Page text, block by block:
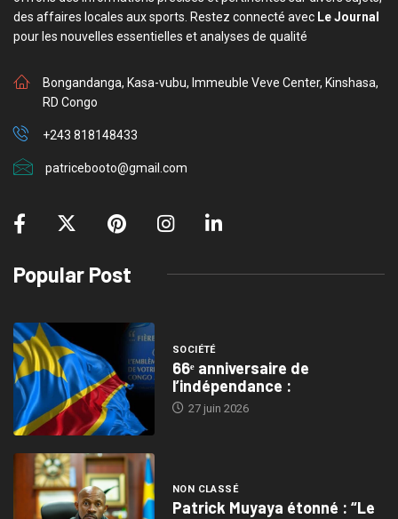
des affaires locales aux sports. Restez connecté avec Le Journal
pour les nouvelles essentielles et analyses de qualité
Bongandanga, Kasa-vubu, Immeuble Veve Center, Kinshasa,
RD Congo
+243 818148433
patricebooto@gmail.com
Popular Post
SOCIÉTÉ
66ᵉ anniversaire de
l’indépendance :
27 juin 2026
NON CLASSÉ
Patrick Muyaya étonné : “Le